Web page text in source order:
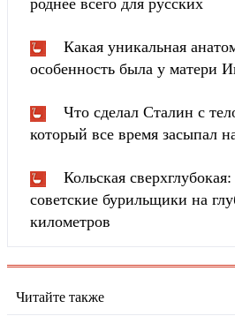
роднее всего для русских
Какая уникальная
особенность была у матери
Что сделал Сталин с
который все время засыпал
Кольская
советские бурильщики на
километров
Читайте также